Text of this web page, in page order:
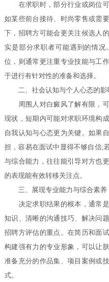
在求职时，部分行业或岗位可
如某些前台接待、时尚零售或需
下，招聘方可能会更关注候选人
实是部分求职者可能遇到的情
位，则通常更注重专业技能与工
于进行有针对性的准备和选择。
二、社会认知与个人心态的影
周围人对白癜风了解有限，可
现状，短期内可能对求职环境构
自我认知与心态更为关键。如果
担，容易在面试中显得不够自信;
与综合能力，往往能引导对方也
的表现能有效转移关注点。
三、展现专业能力与综合素养
决定求职结果的根本，通常是
知识、清晰的沟通技巧、解决问
招聘方评估的重点。在简历和面
构建强有力的专业形象，可以让
准备充分的作品集、项目案例或
式。